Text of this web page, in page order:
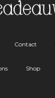
Contact
Shop